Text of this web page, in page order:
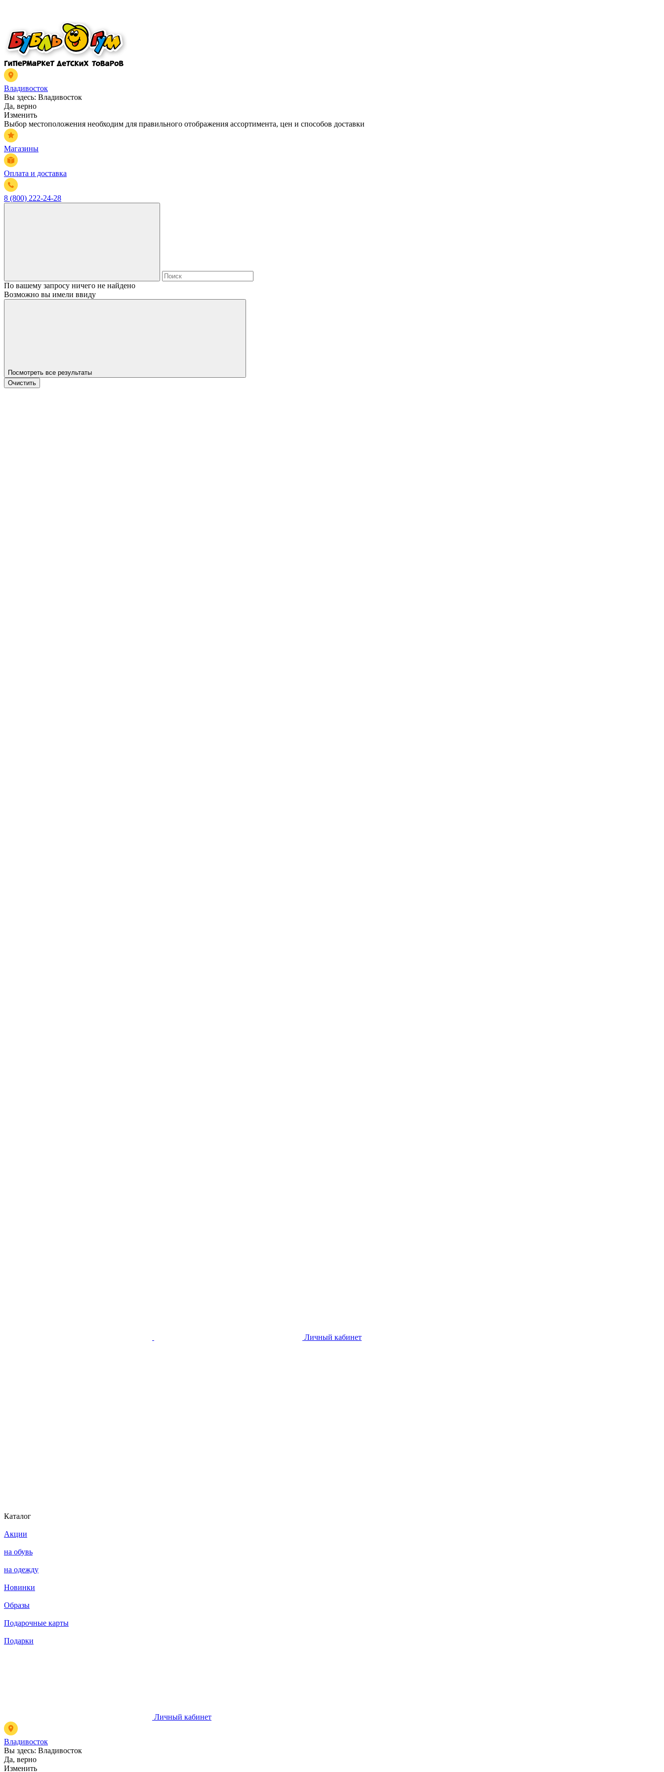
Владивосток
Вы здесь: Владивосток
Да, верно
Изменить
Выбор местоположения необходим для правильного отображения ассортимента, цен и способов доставки
Магазины
Оплата и доставка
8 (800) 222-24-28
По вашему запросу ничего не найдено
Возможно вы имели ввиду
Посмотреть все результаты
Очистить
Личный кабинет
Каталог
Акции
на обувь
на одежду
Новинки
Образы
Подарочные карты
Подарки
Личный кабинет
Владивосток
Вы здесь: Владивосток
Да, верно
Изменить